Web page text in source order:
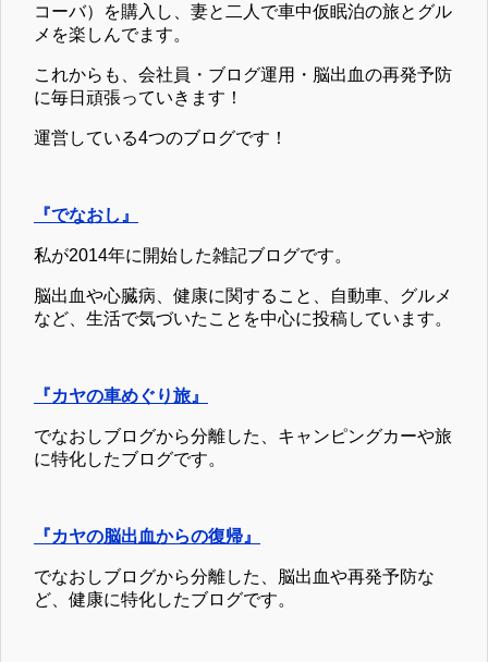
コーバ）を購入し、妻と二人で車中仮眠泊の旅とグル
メを楽しんでます。
これからも、会社員・ブログ運用・脳出血の再発予防
に毎日頑張っていきます！
運営している4つのブログです！
『でなおし』
私が2014年に開始した雑記ブログです。
脳出血や心臓病、健康に関すること、自動車、グルメ
など、生活で気づいたことを中心に投稿しています。
『カヤの車めぐり旅』
でなおしブログから分離した、キャンピングカーや旅
に特化したブログです。
『カヤの脳出血からの復帰』
でなおしブログから分離した、脳出血や再発予防な
ど、健康に特化したブログです。